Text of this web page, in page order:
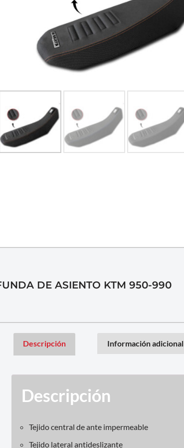
DE ASIENTO KTM 950-990
Descripción Información adicional
Descripción
Tejido central de ante impermeable
Tejido lateral antideslizante